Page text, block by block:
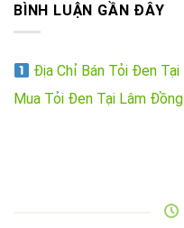
BÌNH LUẬN GẦN ĐÂY
Địa Chỉ Bán Tỏi Đen
Mua Tỏi Đen Tại Lâm